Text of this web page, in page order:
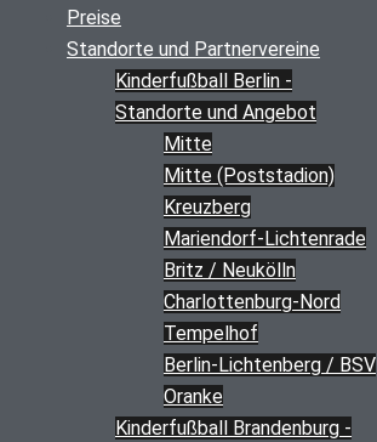
Preise
Standorte und Partnervereine
Kinderfußball Berlin -
Standorte und Angebot
Mitte
Mitte (Poststadion)
Kreuzberg
Mariendorf-Lichtenrade
Britz / Neukölln
Charlottenburg-Nord
Tempelhof
Berlin-Lichtenberg / BSV
Oranke
Kinderfußball Brandenburg -